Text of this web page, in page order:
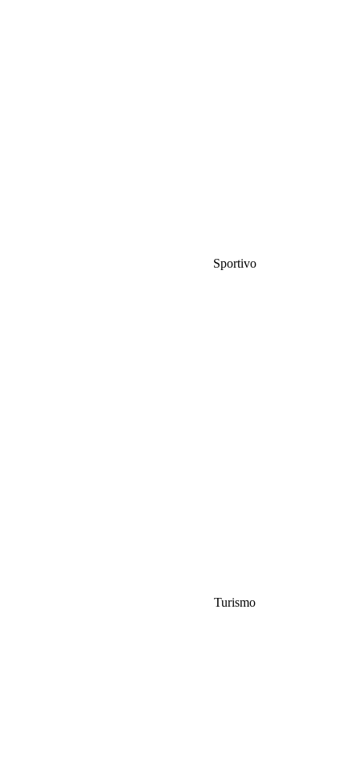
Sportivo
Turismo